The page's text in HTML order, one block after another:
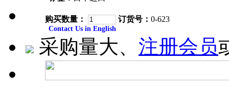
购买数量： 订货号： 0-623
Contact Us in English
采购量大、 注册会员